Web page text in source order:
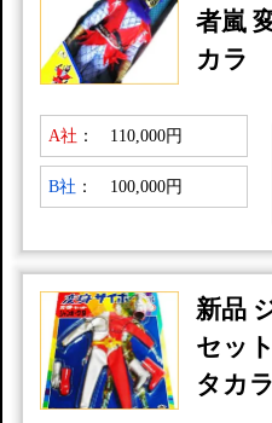
者嵐
カラ
A社 ： 110,000円
B社 ： 100,000円
新品
セッ
タカラ